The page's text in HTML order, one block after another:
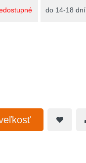
do 14-18 dní